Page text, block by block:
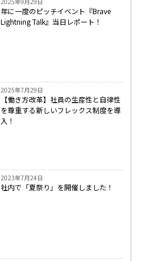
年に一度のピッチイベント『Brave
Lightning Talk』当日レポート！
2025年7月29日
【働き方改革】社員の生産性と自律性
を尊重する新しいフレックス制度を導
入！
2023年7月24日
社内で「夏祭り」を開催しました！